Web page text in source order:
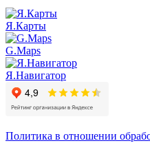
Я.Карты
G.Maps
Я.Навигатор
Политика в отношении